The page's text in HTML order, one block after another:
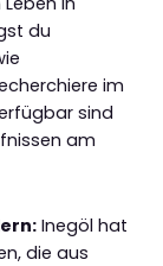
du
im
sind
am
Inegöl hat
die aus